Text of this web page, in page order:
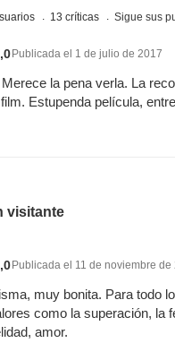
13 críticas Sigue sus
Publicada el 1 de julio de 2017
la pena verla. La
Estupenda película,
visitante
Publicada el 11 de noviembre de
muy bonita. Para todo
como la superación, la
amor.